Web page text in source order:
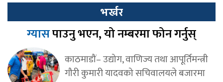
भर्खर
ग्यासपाउनु भएन, यो नम्बरमा फोन गर्नुस्
काठमाडौं– उद्योग, वाणिज्य तथा आपूर्तिमन्त्री
गौरी कुमारी यादवको सचिवालयले बजारमा